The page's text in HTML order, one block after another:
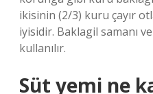
ikisinin (2/3) kuru çayır
iyisidir. Baklagil samanı
kullanılır.
Süt yemi ne